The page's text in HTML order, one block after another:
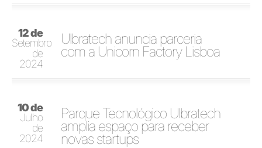
12 de
Setembro
de
2024
Ulbratech anuncia parceria
com a Unicorn Factory Lisboa
10 de
Julho
de
2024
Parque Tecnológico Ulbratech
amplia espaço para receber
novas startups